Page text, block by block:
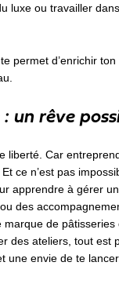
luxe ou travailler
permet d’enrichir
un rêve
liberté. Car
Et ce n’est pas
apprendre à gérer
des
marque de
des ateliers, tout est
une envie de te